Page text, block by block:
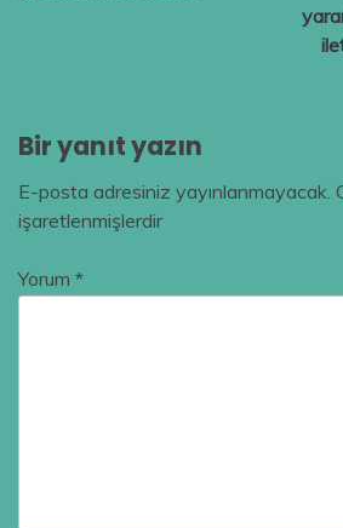
Bir yanıt yazın
E-posta adresiniz yayınlanmayacak.
işaretlenmişlerdir
Yorum *